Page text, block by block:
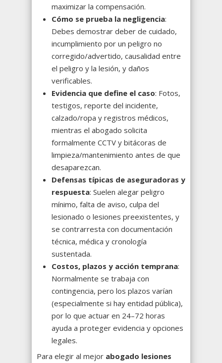
maximizar la compensación.
Cómo se prueba la negligencia:
Debes demostrar deber de cuidado,
incumplimiento por un peligro no
corregido/advertido, causalidad entre
el peligro y la lesión, y daños
verificables.
Evidencia que define el caso: Fotos,
testigos, reporte del incidente,
calzado/ropa y registros médicos,
mientras el abogado solicita
formalmente CCTV y bitácoras de
limpieza/mantenimiento antes de que
desaparezcan.
Defensas típicas de aseguradoras y
respuesta: Suelen alegar peligro
mínimo, falta de aviso, culpa del
lesionado o lesiones preexistentes, y
se contrarresta con documentación
técnica, médica y cronología
sustentada.
Costos, plazos y acción temprana:
Normalmente se trabaja con
contingencia, pero los plazos varían
(especialmente si hay entidad pública),
por lo que actuar en 24–72 horas
ayuda a proteger evidencia y opciones
legales.
Para elegir al mejor abogado lesiones